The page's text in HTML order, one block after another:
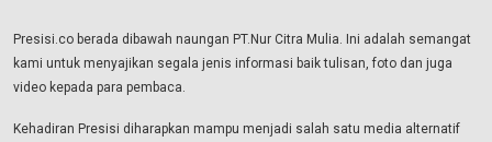
Presisi.co berada dibawah naungan PT.Nur Citra Mulia. Ini adalah semangat
kami untuk menyajikan segala jenis informasi baik tulisan, foto dan juga
video kepada para pembaca.
Kehadiran Presisi diharapkan mampu menjadi salah satu media alternatif